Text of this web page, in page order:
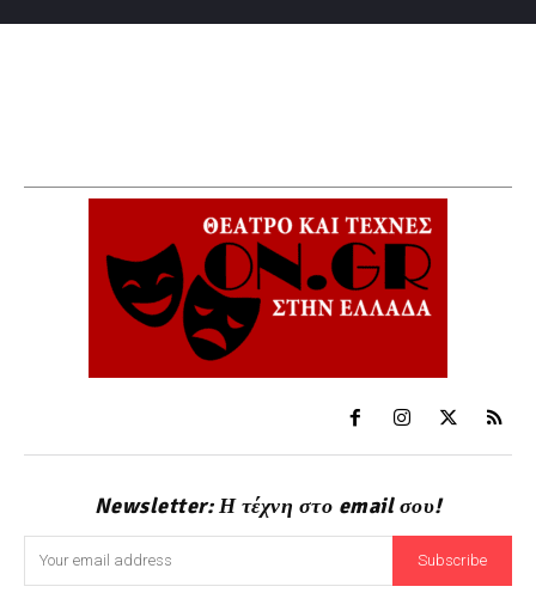
Newsletter: Η τέχνη στο email σου!
Subscribe